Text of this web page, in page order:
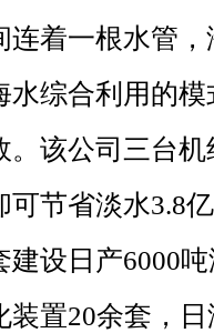
连着一根水管
水综合利用的
。该公司三台
可节省淡水3.8
建设日产6000
装置20余套，